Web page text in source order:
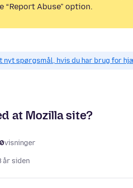
Abuse” option.
nyt spørgsmål, hvis du har brug for
at Mozilla site?
visninger
siden